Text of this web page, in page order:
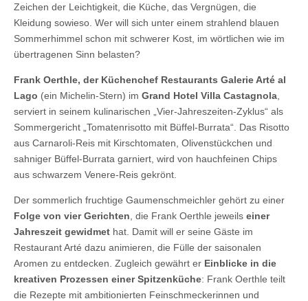
Zeichen der Leichtigkeit, die Küche, das Vergnügen, die
Kleidung sowieso. Wer will sich unter einem strahlend blauen
Sommerhimmel schon mit schwerer Kost, im wörtlichen wie im
übertragenen Sinn belasten?
Frank Oerthle, der Küchenchef Restaurants Galerie Arté al
Lago (ein Michelin-Stern) im Grand Hotel Villa Castagnola
serviert in seinem kulinarischen „Vier-Jahreszeiten-Zyklus“ als
Sommergericht „Tomatenrisotto mit Büffel-Burrata“. Das Risotto
aus Carnaroli-Reis mit Kirschtomaten, Olivenstückchen und
sahniger Büffel-Burrata garniert, wird von hauchfeinen Chips
aus schwarzem Venere-Reis gekrönt.
Der sommerlich fruchtige Gaumenschmeichler gehört zu einer
Folge von vier Gerichten , die Frank Oerthle jeweils einer
Jahreszeit gewidmet hat. Damit will er seine Gäste im
Restaurant Arté dazu animieren, die Fülle der saisonalen
Aromen zu entdecken. Zugleich gewährt er Einblicke in die
kreativen Prozessen einer Spitzenküche: Frank Oerthle teilt
die Rezepte mit ambitionierten Feinschmeckerinnen und